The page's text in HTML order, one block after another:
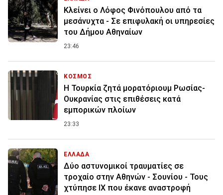
Κλείνει ο Λόφος Φινόπουλου από τα
μεσάνυχτα - Σε επιφυλακή οι υπηρεσίες
του Δήμου Αθηναίων
23:46
ΚΟΣΜΟΣ
Η Τουρκία ζητά μορατόριουμ Ρωσίας-
Ουκρανίας στις επιθέσεις κατά
εμπορικών πλοίων
23:33
ΕΛΛΑΔΑ
Δύο αστυνομικοί τραυματίες σε
τροχαίο στην Αθηνών - Σουνίου - Τους
χτύπησε ΙΧ που έκανε αναστροφή